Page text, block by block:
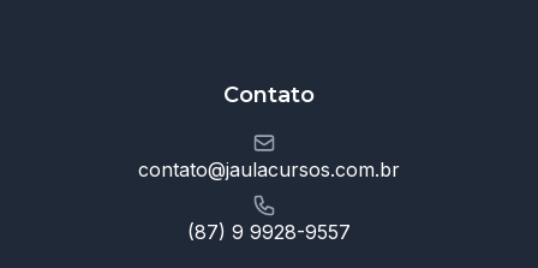
Contato
contato@jaulacursos.com.br
(87) 9 9928-9557